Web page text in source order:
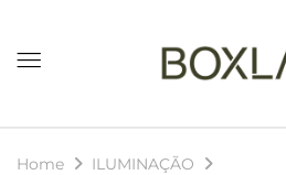
Home
ILUMINAÇÃO